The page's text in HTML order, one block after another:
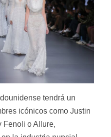
tendrá un
icónicos como Justin
Fenoli o Allure,